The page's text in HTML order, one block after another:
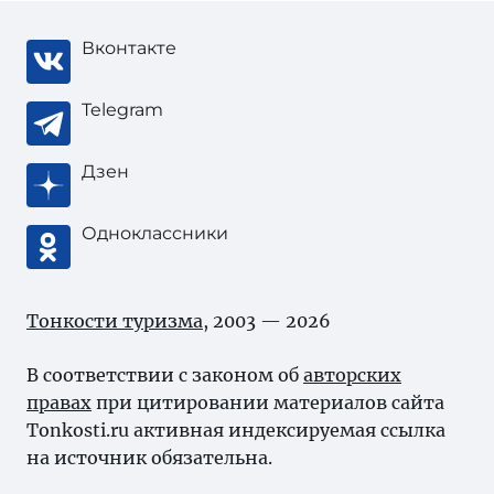
Вконтакте
Telegram
Дзен
Одноклассники
Тонкости туризма, 2003 — 2026
В соответствии с законом об авторских
правах при цитировании материалов сайта
Tonkosti.ru активная индексируемая ссылка
на источник обязательна.